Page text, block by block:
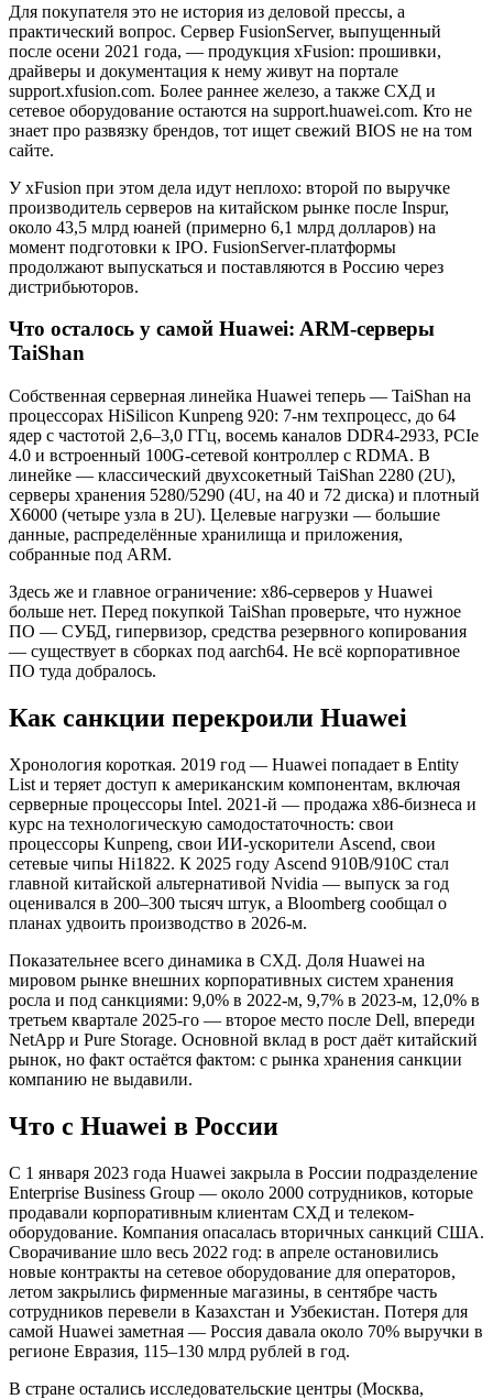
Для покупателя это не история из деловой прессы, а
практический вопрос. Сервер FusionServer, выпущенный
после осени 2021 года, — продукция xFusion: прошивки,
драйверы и документация к нему живут на портале
support.xfusion.com. Более раннее железо, а также СХД и
сетевое оборудование остаются на support.huawei.com. Кто не
знает про развязку брендов, тот ищет свежий BIOS не на том
сайте.
У xFusion при этом дела идут неплохо: второй по выручке
производитель серверов на китайском рынке после Inspur,
около 43,5 млрд юаней (примерно 6,1 млрд долларов) на
момент подготовки к IPO. FusionServer-платформы
продолжают выпускаться и поставляются в Россию через
дистрибьюторов.
Что осталось у самой Huawei: ARM-серверы
TaiShan
Собственная серверная линейка Huawei теперь — TaiShan на
процессорах HiSilicon Kunpeng 920: 7-нм техпроцесс, до 64
ядер с частотой 2,6–3,0 ГГц, восемь каналов DDR4-2933, PCIe
4.0 и встроенный 100G-сетевой контроллер с RDMA. В
линейке — классический двухсокетный TaiShan 2280 (2U),
серверы хранения 5280/5290 (4U, на 40 и 72 диска) и плотный
X6000 (четыре узла в 2U). Целевые нагрузки — большие
данные, распределённые хранилища и приложения,
собранные под ARM.
Здесь же и главное ограничение: x86-серверов у Huawei
больше нет. Перед покупкой TaiShan проверьте, что нужное
ПО — СУБД, гипервизор, средства резервного копирования
— существует в сборках под aarch64. Не всё корпоративное
ПО туда добралось.
Как санкции перекроили Huawei
Хронология короткая. 2019 год — Huawei попадает в Entity
List и теряет доступ к американским компонентам, включая
серверные процессоры Intel. 2021-й — продажа x86-бизнеса и
курс на технологическую самодостаточность: свои
процессоры Kunpeng, свои ИИ-ускорители Ascend, свои
сетевые чипы Hi1822. К 2025 году Ascend 910B/910C стал
главной китайской альтернативой Nvidia — выпуск за год
оценивался в 200–300 тысяч штук, а Bloomberg сообщал о
планах удвоить производство в 2026-м.
Показательнее всего динамика в СХД. Доля Huawei на
мировом рынке внешних корпоративных систем хранения
росла и под санкциями: 9,0% в 2022-м, 9,7% в 2023-м, 12,0% в
третьем квартале 2025-го — второе место после Dell, впереди
NetApp и Pure Storage. Основной вклад в рост даёт китайский
рынок, но факт остаётся фактом: с рынка хранения санкции
компанию не выдавили.
Что с Huawei в России
С 1 января 2023 года Huawei закрыла в России подразделение
Enterprise Business Group — около 2000 сотрудников, которые
продавали корпоративным клиентам СХД и телеком-
оборудование. Компания опасалась вторичных санкций США.
Сворачивание шло весь 2022 год: в апреле остановились
новые контракты на сетевое оборудование для операторов,
летом закрылись фирменные магазины, в сентябре часть
сотрудников перевели в Казахстан и Узбекистан. Потеря для
самой Huawei заметная — Россия давала около 70% выручки в
регионе Евразия, 115–130 млрд рублей в год.
В стране остались исследовательские центры (Москва,